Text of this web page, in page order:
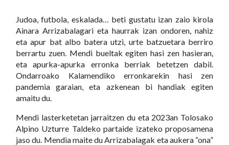
Judoa, futbola, eskalada… beti gustatu izan zaio kirola
Ainara Arrizabalagari eta haurrak izan ondoren, nahiz
eta apur bat albo batera utzi, urte batzuetara berriro
berrartu zuen. Mendi bueltak egiten hasi zen hasieran,
eta apurka-apurka erronka berriak betetzen dabil.
Ondarroako Kalamendiko erronkarekin hasi zen
pandemia garaian, eta azkenean bi handiak egiten
amaitu du.
Mendi lasterketetan jarraitzen du eta 2023an Tolosako
Alpino Uzturre Taldeko partaide izateko proposamena
jaso du. Mendia maite du Arrizabalagak eta aukera “ona”